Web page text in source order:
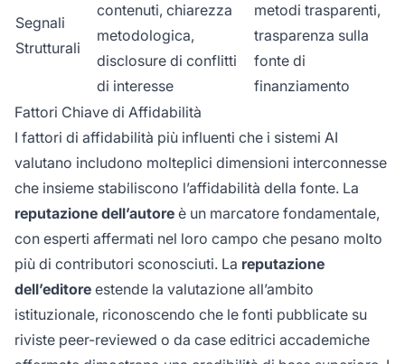
Segnali
Strutturali
contenuti, chiarezza
metodologica,
disclosure di conflitti
di interesse
metodi trasparenti,
trasparenza sulla
fonte di
finanziamento
Fattori Chiave di Affidabilità
I fattori di affidabilità più influenti che i sistemi AI
valutano includono molteplici dimensioni interconnesse
che insieme stabiliscono l’affidabilità della fonte. La
reputazione dell’autore è un marcatore fondamentale,
con esperti affermati nel loro campo che pesano molto
più di contributori sconosciuti. La reputazione
dell’editore estende la valutazione all’ambito
istituzionale, riconoscendo che le fonti pubblicate su
riviste peer-reviewed o da case editrici accademiche